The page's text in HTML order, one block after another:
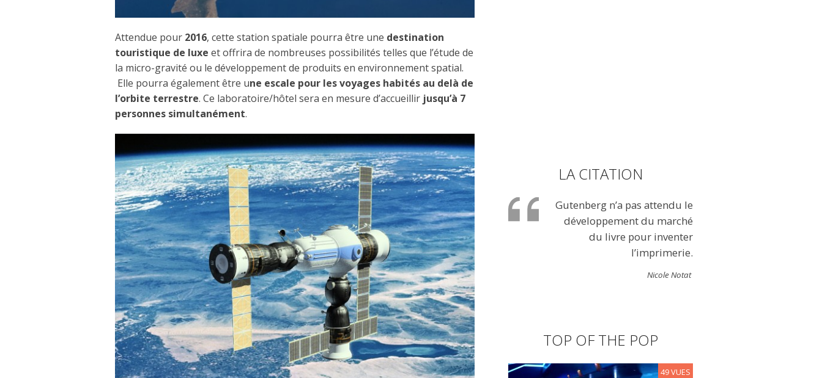
Attendue pour 2016, cette station spatiale pourra être une destination
touristique de luxe et offrira de nombreuses possibilités telles que l’étude de
la micro-gravité ou le développement de produits en environnement spatial.
Elle pourra également être une escale pour les voyages habités au delà de
l’orbite terrestre. Ce laboratoire/hôtel sera en mesure d’accueillir jusqu’à 7
personnes simultanément.
LA CITATION
Gutenberg n’a pas attendu le
développement du marché
du livre pour inventer
l’imprimerie.
Nicole Notat
TOP OF THE POP
49 VUES